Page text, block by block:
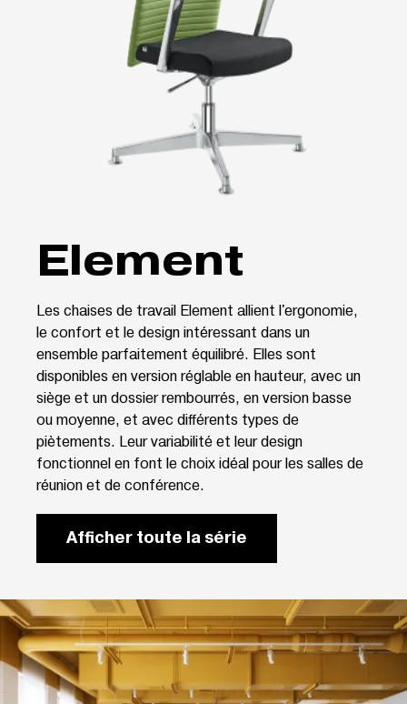
Element
Les chaises de travail Element allient l'ergonomie,
le confort et le design intéressant dans un
ensemble parfaitement équilibré. Elles sont
disponibles en version réglable en hauteur, avec un
siège et un dossier rembourrés, en version basse
ou moyenne, et avec différents types de
piètements. Leur variabilité et leur design
fonctionnel en font le choix idéal pour les salles de
réunion et de conférence.
Afficher toute la série